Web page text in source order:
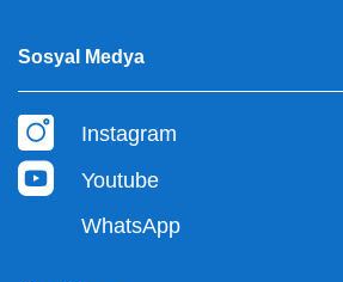
Sosyal Medya
Instagram
Youtube
WhatsApp